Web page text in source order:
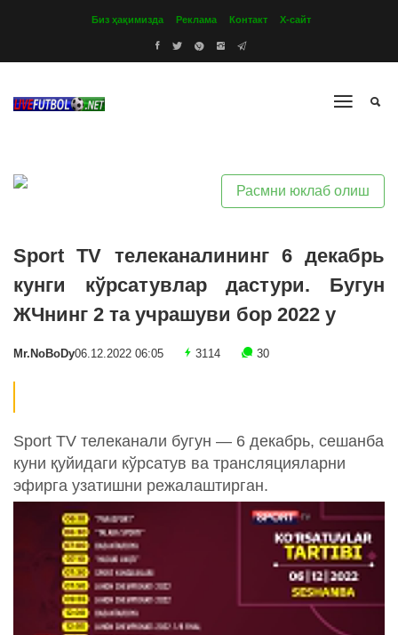
Биз ҳақимизда Реклама Контакт Х-сайт
Расмни юклаб олиш
Sport TV телеканалининг 6 декабрь
кунги кўрсатувлар дастури. Бугун
ЖЧнинг 2 та учрашуви бор 2022 y
Mr.NoBoDy06.12.2022 06:05 3114 30
Sport TV телеканали бугун — 6 декабрь, сешанба
куни қуйидаги кўрсатув ва трансляцияларни
эфирга узатишни режалаштирган.